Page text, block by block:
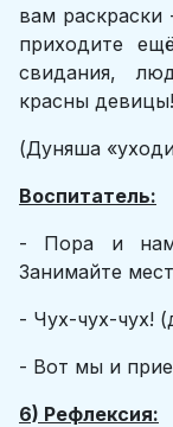
вам
приходите
свидания,
красны девицы!
(Дуняша
Воспитатель:
- Пора и нам
Занимайте
- Чух-чух-чух!
- Вот мы и
6) Рефлексия: